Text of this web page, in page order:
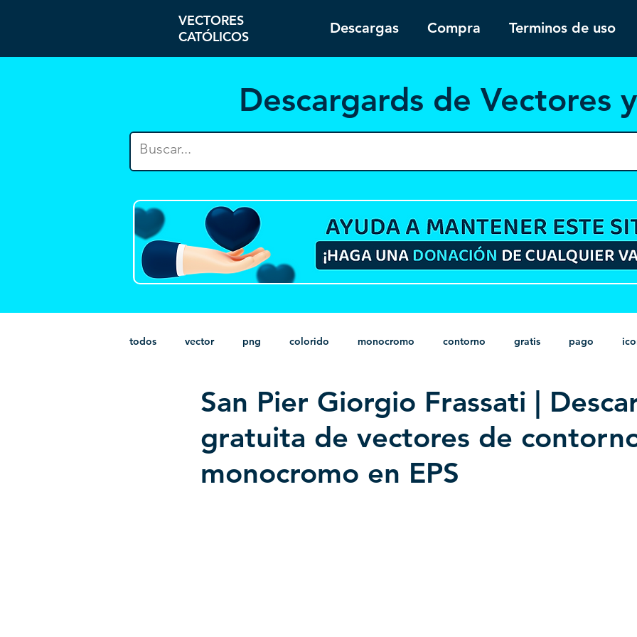
VECTORES
CATÓLICOS
Descargas Compra Terminos de uso
Descargards de Vectores
todos vector png colorido monocromo contorno gratis pago
estampado paquetes infantil HD sin fondo minimalista psd
San Pier Giorgio Frassati |
gratuita de vectores de
monocromo en EPS